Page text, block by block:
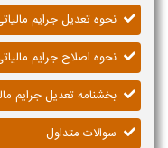
نحوه تعدیل جرایم
نحوه اصلاح جرایم
بخشنامه تعدیل جرایم
سوالات متداول